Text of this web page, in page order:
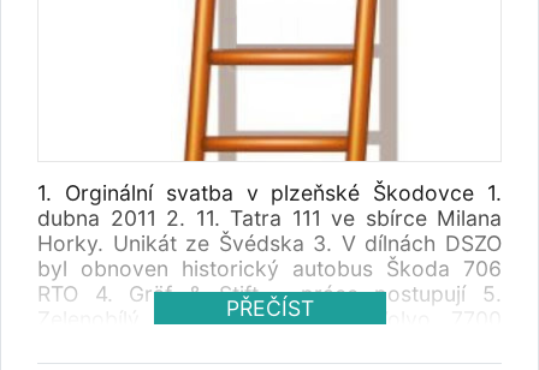
1. Orginální svatba v plzeňské Škodovce 1.
dubna 2011 2. 11. Tatra 111 ve sbírce Milana
Horky. Unikát ze Švédska 3. V dílnách DSZO
byl obnoven historický autobus Škoda 706
RTO 4. Gräf & Stift - práce postupují 5.
Zelenobílý kloubový autobus Volvo 7700
PŘEČÍST